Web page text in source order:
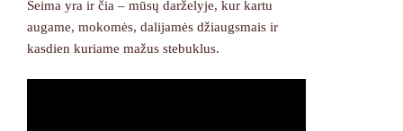
Šeima yra ir čia – mūsų darželyje, kur kartu
augame, mokomės, dalijamės džiaugsmais ir
kasdien kuriame mažus stebuklus.